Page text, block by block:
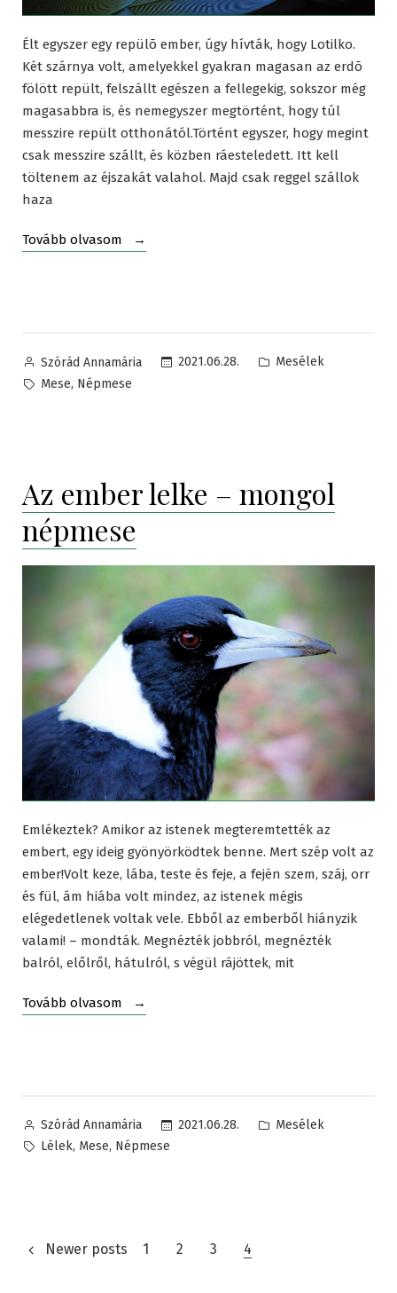
Élt egyszer egy repülõ ember, úgy hívták, hogy Lotilko.
Két szárnya volt, amelyekkel gyakran magasan az erdõ
fölött repült, felszállt egészen a fellegekig, sokszor még
magasabbra is, és nemegyszer megtörtént, hogy túl
messzire repült otthonától.Történt egyszer, hogy megint
csak messzire szállt, és közben ráesteledett. Itt kell
töltenem az éjszakát valahol. Majd csak reggel szállok
haza
Tovább olvasom
„Lotilkó
Posted
by
Szórád Annamária 2021.06.28.
Posted
Mesélek
Tags:
Mese, Népmese
Az ember lelke – mongol
népmese
Emlékeztek? Amikor az istenek megteremtették az
embert, egy ideig gyönyörködtek benne. Mert szép volt az
ember!Volt keze, lába, teste és feje, a fején szem, száj, orr
és fül, ám hiába volt mindez, az istenek mégis
elégedetlenek voltak vele. Ebből az emberből hiányzik
valami! – mondták. Megnézték jobbról, megnézték
balról, előlről, hátulról, s végül rájöttek, mit
Tovább olvasom
„Az
Posted
by
Szórád Annamária 2021.06.28.
Posted
Mesélek
Tags:
Lélek, Mese, Népmese
Bejegyzések
Newer posts 1 2 3 4